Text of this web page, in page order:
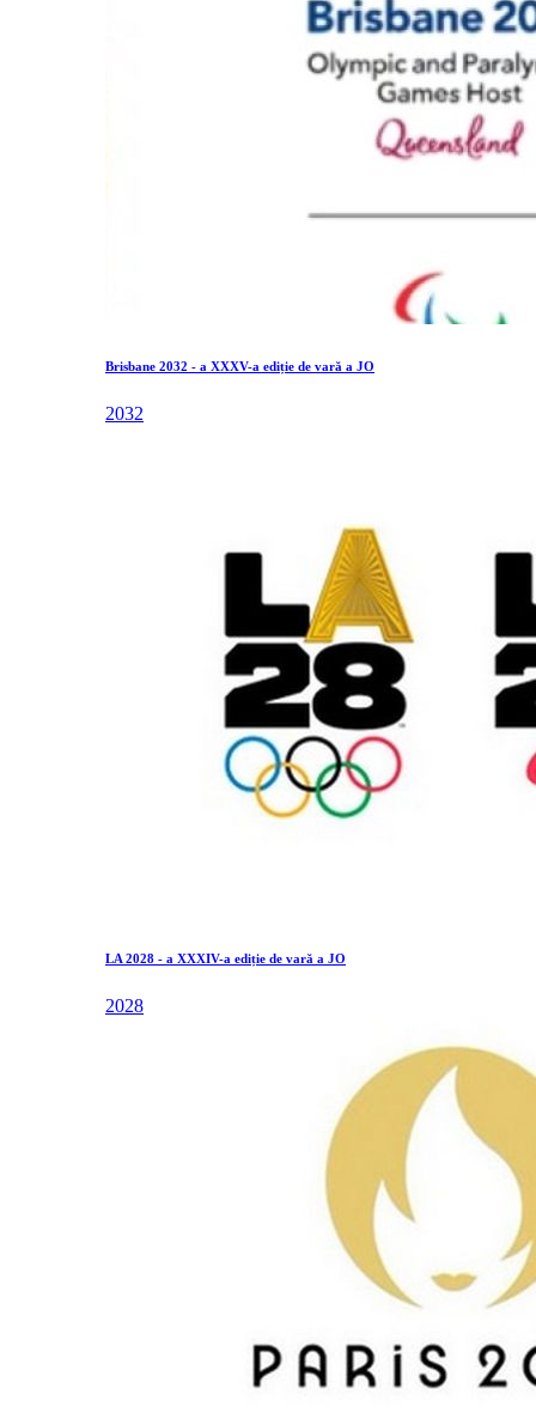
Brisbane 2032 - a XXXV-a ediție de vară a JO
2032
LA 2028 - a XXXIV-a ediție de vară a JO
2028